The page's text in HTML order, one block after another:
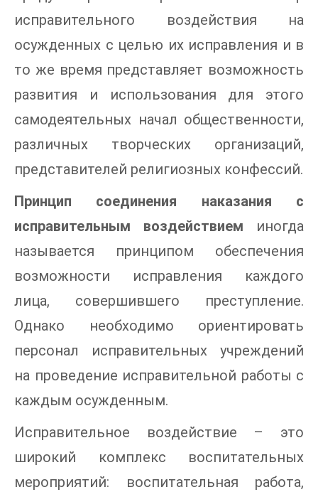
исправительного воздействия на
осужденных с целью их исправления и в
то же время представляет возможность
развития и использования для этого
самодеятельных начал общественности,
различных творческих организаций,
представителей религиозных конфессий.
Принцип соединения наказания с
исправительным воздействием иногда
называется принципом обеспечения
возможности исправления каждого
лица, совершившего преступление.
Однако необходимо ориентировать
персонал исправительных учреждений
на проведение исправительной работы с
каждым осужденным.
Исправительное воздействие – это
широкий комплекс воспитательных
мероприятий: воспитательная работа,